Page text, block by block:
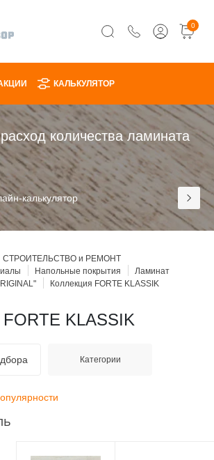
0
КАЛЬКУЛЯТОР
количества ламината
калькулятор
СТРОИТЕЛЬСТВО и РЕМОНТ
Напольные покрытия
Ламинат
Коллекция FORTE KLASSIK
KLASSIK
Категории